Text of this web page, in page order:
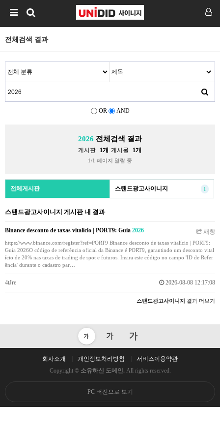
전체검색 결과
OR AND
2026 전체검색 결과
게시판 1개 게시물 1개
1/1 페이지 열람 중
전체게시판 스탠드광고사이니지 1
스탠드광고사이니지 게시판 내 결과
Binance desconto de taxas vitalício | PORT9: Guia 2026 새창
https://www.binance.com/register?ref=PORT9 Binance desconto de taxas vitalício | PORT9:
Guia 2026O código de referência oficial da Binance é PORT9, garantindo um desconto vital
ício de 20% nas taxas de trading de spot e futuros. Insira este código no campo 'ID de Refer
ência' durante o cadastro par…
4tJre 2026-08-08 12:17:08
스탠드광고사이니지 결과 더보기
회사소개 개인정보처리방침
서비스이용약관
Copyright © 소유하신 도메인. All rights reserved.
PC 버전으로 보기